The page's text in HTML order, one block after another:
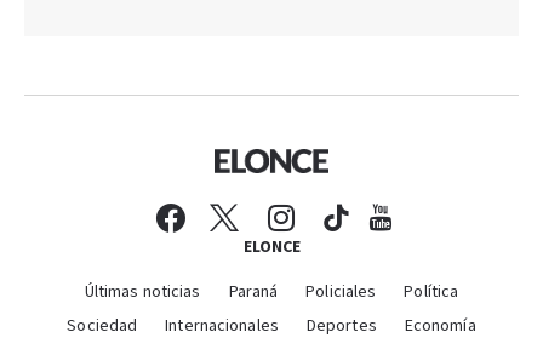
ELONCE
Últimas noticias Paraná Policiales
Política
Sociedad
Internacionales Deportes
Economía